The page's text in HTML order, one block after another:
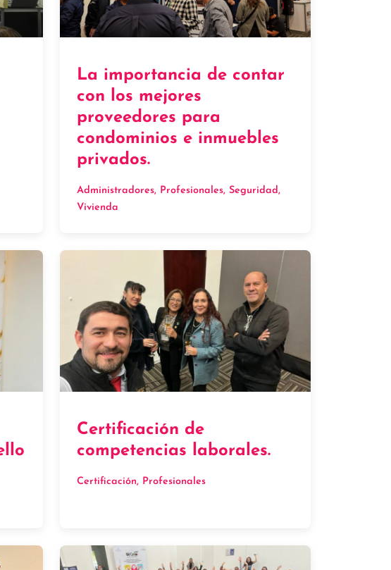
La importancia de contar
con los mejores
proveedores para
condominios e inmuebles
privados.
Administradores, Profesionales, Seguridad
Vivienda
Certificación de
competencias laborales.
Certificación, Profesionales